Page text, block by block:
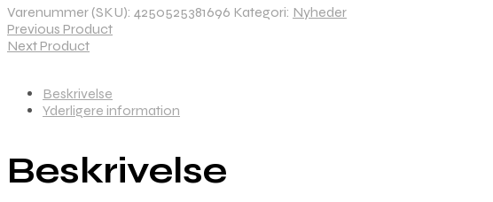
Varenummer (SKU): 4250525381696 Kategori: Nyheder
Previous Product
Next Product
Beskrivelse
Yderligere information
Beskrivelse